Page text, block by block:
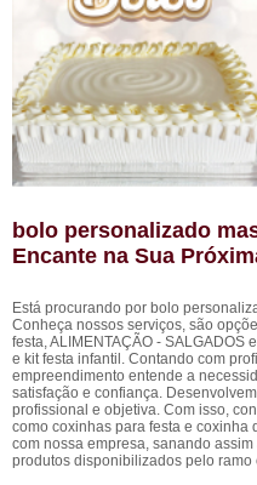
bolo personalizado
Encante na Sua
Está procurando por bolo
Conheça nossos serviços, são
festa, ALIMENTAÇÃO -
e kit festa infantil. Contando com
empreendimento entende a
satisfação e confiança.
profissional e objetiva. Com isso,
como coxinhas para festa e coxinha
com nossa empresa, sanando
produtos disponibilizados pelo ramo